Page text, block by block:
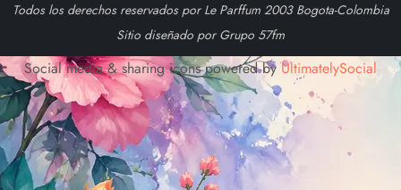
Todos los derechos reservados por Le Parffum 2003 Bogota-Colombia
Sitio diseñado por Grupo 57fm
Social media & sharing icons powered byUltimatelySocial